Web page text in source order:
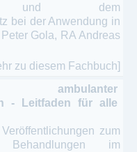
und dem
bei der Anwendung in
Gola, RA Andreas
zu diesem Fachbuch]
ambulanter
- Leitfaden für alle
zum
Behandlungen im